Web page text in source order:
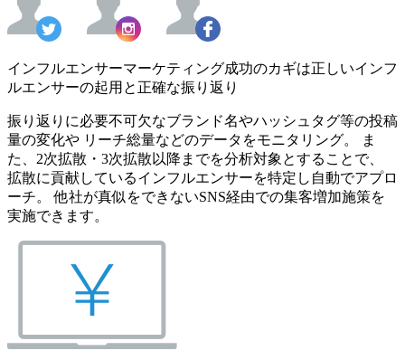
インフルエンサーマーケティング成功のカギは正しいインフ
ルエンサーの起用と正確な振り返り
振り返りに必要不可欠なブランド名やハッシュタグ等の投稿
量の変化や リーチ総量などのデータをモニタリング。 ま
た、2次拡散・3次拡散以降までを分析対象とすることで、
拡散に貢献しているインフルエンサーを特定し自動でアプロ
ーチ。 他社が真似をできないSNS経由での集客増加施策を
実施できます。